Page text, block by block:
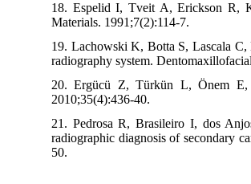
18. Espelid I, Tveit A, Erickson R,
Materials. 1991;7(2):114-7.
19. Lachowski K, Botta S, Lascala
radiography system.
20. Ergücü Z, Türkün L, Önem E,
2010;35(4):436-40.
21. Pedrosa R, Brasileiro I, dos
radiographic diagnosis of secondary
50.